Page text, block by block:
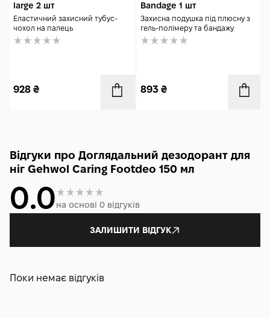
large 2 шт
Еластичний захисний тубус-
чохол на палець
928 ₴
Bandage 1 шт
Захисна подушка під плюсну з
гель-полімеру та бандажу
893 ₴
Відгуки про Доглядальний дезодорант для
ніг Gehwol Caring Footdeo 150 мл
0.0на основі 0 відгуків
ЗАЛИШИТИ ВІДГУК
Поки немає відгуків